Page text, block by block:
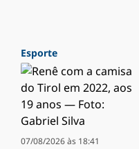
Esporte
07/08/2026 às 18:41